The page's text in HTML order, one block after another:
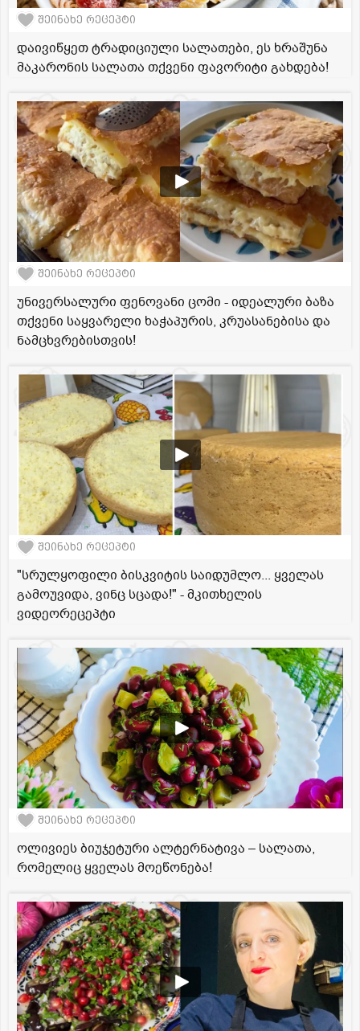
შეინახე რეცეპტი
დაივიწყეთ ტრადიციული სალათები, ეს ხრაშუნა
მაკარონის სალათა თქვენი ფავორიტი გახდება!
შეინახე რეცეპტი
უნივერსალური ფენოვანი ცომი - იდეალური ბაზა
თქვენი საყვარელი ხაჭაპურის, კრუასანებისა და
ნამცხვრებისთვის!
შეინახე რეცეპტი
"სრულყოფილი ბისკვიტის საიდუმლო... ყველას
გამოუვიდა, ვინც სცადა!" - მკითხელის
ვიდეორეცეპტი
შეინახე რეცეპტი
ოლივიეს ბიუჯეტური ალტერნატივა – სალათა,
რომელიც ყველას მოეწონება!